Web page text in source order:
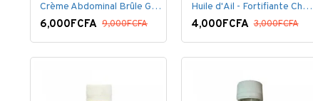
Crème Abdominal Brûle Graisse - Effet Rapide - 170grs
6,000FCFA 9,000FCFA
Huile d'Ail - Fortifiante Cheveux
4,000FCFA 3,000FCFA